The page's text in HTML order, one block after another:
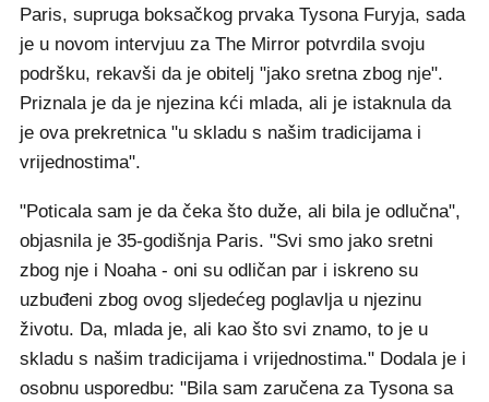
Paris, supruga boksačkog prvaka Tysona Furyja, sada
je u novom intervjuu za The Mirror potvrdila svoju
podršku, rekavši da je obitelj "jako sretna zbog nje".
Priznala je da je njezina kći mlada, ali je istaknula da
je ova prekretnica "u skladu s našim tradicijama i
vrijednostima".
"Poticala sam je da čeka što duže, ali bila je odlučna",
objasnila je 35-godišnja Paris. "Svi smo jako sretni
zbog nje i Noaha - oni su odličan par i iskreno su
uzbuđeni zbog ovog sljedećeg poglavlja u njezinu
životu. Da, mlada je, ali kao što svi znamo, to je u
skladu s našim tradicijama i vrijednostima." Dodala je i
osobnu usporedbu: "Bila sam zaručena za Tysona sa